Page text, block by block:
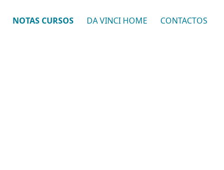
NOTAS CURSOS DA VINCI HOME CONTACTOS